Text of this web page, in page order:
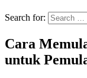
Search for:
Cara
untuk